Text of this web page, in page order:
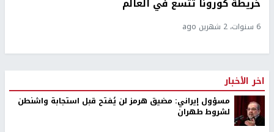
خريطة كورونا تتسع في العالم
6 سنوات، 2 شهرين ago
اخر الأخبار
مسؤول إيراني: مضيق هرمز لن يُفتح قبل استجابة واشنطن
لشروط طهران